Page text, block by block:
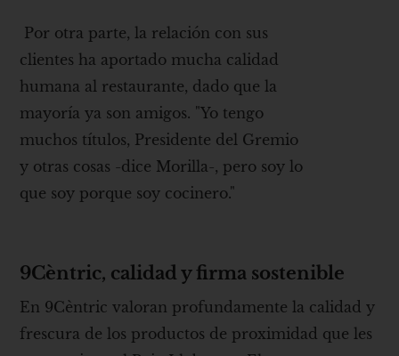
Por otra parte, la relación con sus
clientes ha aportado mucha calidad
humana al restaurante, dado que la
mayoría ya son amigos. "Yo tengo
muchos títulos, Presidente del Gremio
y otras cosas -dice Morilla-, pero soy lo
que soy porque soy cocinero."
9Cèntric, calidad y firma sostenible
En 9Cèntric valoran profundamente la calidad y
frescura de los productos de proximidad que les